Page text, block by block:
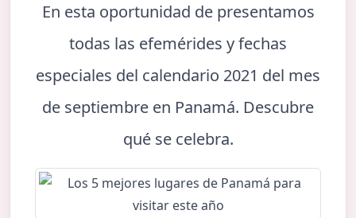
En esta oportunidad de presentamos
todas las efemérides y fechas
especiales del calendario 2021 del mes
de septiembre en Panamá. Descubre
qué se celebra.